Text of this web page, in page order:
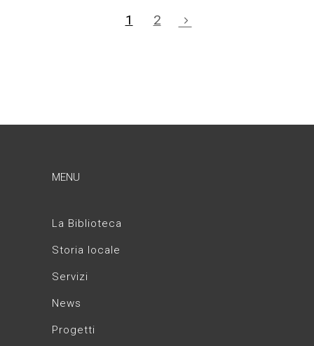
1 2
MENU
La Biblioteca
Storia locale
Servizi
News
Progetti